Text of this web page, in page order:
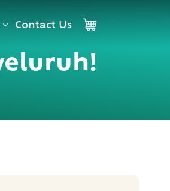
Contact Us Cart